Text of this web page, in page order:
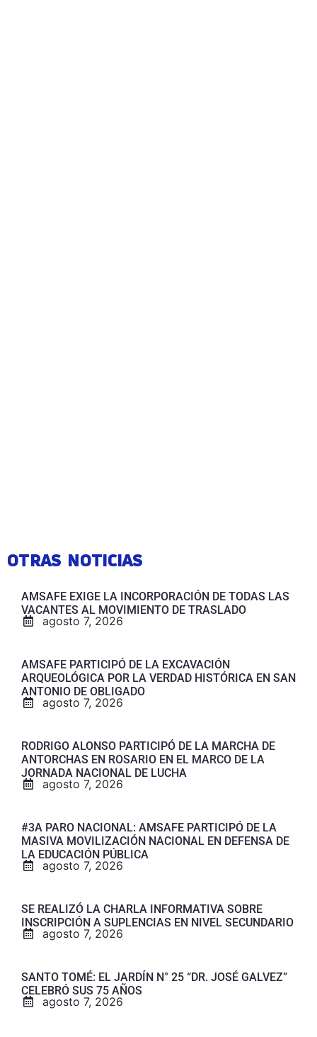
OTRAS NOTICIAS
AMSAFE EXIGE LA INCORPORACIÓN DE TODAS LAS
VACANTES AL MOVIMIENTO DE TRASLADO
agosto 7, 2026
AMSAFE PARTICIPÓ DE LA EXCAVACIÓN
ARQUEOLÓGICA POR LA VERDAD HISTÓRICA EN SAN
ANTONIO DE OBLIGADO
agosto 7, 2026
RODRIGO ALONSO PARTICIPÓ DE LA MARCHA DE
ANTORCHAS EN ROSARIO EN EL MARCO DE LA
JORNADA NACIONAL DE LUCHA
agosto 7, 2026
#3A PARO NACIONAL: AMSAFE PARTICIPÓ DE LA
MASIVA MOVILIZACIÓN NACIONAL EN DEFENSA DE
LA EDUCACIÓN PÚBLICA
agosto 7, 2026
SE REALIZÓ LA CHARLA INFORMATIVA SOBRE
INSCRIPCIÓN A SUPLENCIAS EN NIVEL SECUNDARIO
agosto 7, 2026
SANTO TOMÉ: EL JARDÍN N° 25 “DR. JOSÉ GALVEZ”
CELEBRÓ SUS 75 AÑOS
agosto 7, 2026